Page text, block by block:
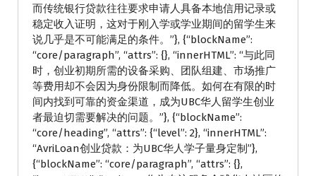
而传统银行贷款往往要求申请人具备本地信用记录或
稳定收入证明，这对于刚入学或学业期间的留学生来
说几乎是不可能满足的条件。”}, {“blockName”:
“core/paragraph”, “attrs”: {}, “innerHTML”: “与此同
时，创业初期所需的设备采购、团队组建、市场推广
等费用却不会因为身份限制而降低。如何在有限的时
间内找到可靠的资金渠道，成为UBC华人留学生创业
者最迫切需要解决的问题。”}, {“blockName”:
“core/heading”, “attrs”: {“level”: 2}, “innerHTML”:
“AvriLoan创业贷款：为UBC华人学子量身定制”},
{“blockName”: “core/paragraph”, “attrs”: {},